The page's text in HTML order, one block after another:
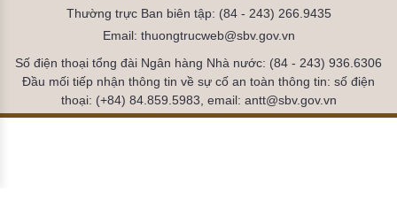
Thường trực Ban biên tập: (84 - 243) 266.9435
Email: thuongtrucweb@sbv.gov.vn
Số điện thoại tổng đài Ngân hàng Nhà nước: (84 - 243) 936.6306
Đầu mối tiếp nhận thông tin về sự cố an toàn thông tin: số điện
thoại: (+84) 84.859.5983, email: antt@sbv.gov.vn